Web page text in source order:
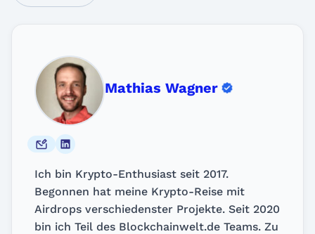
Mathias Wagner
Ich bin Krypto-Enthusiast seit 2017.
Begonnen hat meine Krypto-Reise mit
Airdrops verschiedenster Projekte. Seit 2020
bin ich Teil des Blockchainwelt.de Teams. Zu